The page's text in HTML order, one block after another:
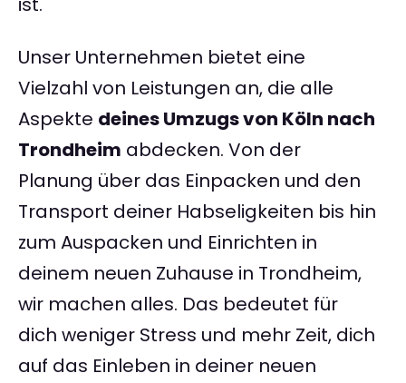
Unser Unternehmen bietet eine
Vielzahl von Leistungen an, die alle
Aspekte deines Umzugs von Köln nach
Trondheim abdecken. Von der
Planung über das Einpacken und den
Transport deiner Habseligkeiten bis hin
zum Auspacken und Einrichten in
deinem neuen Zuhause in Trondheim,
wir machen alles. Das bedeutet für
dich weniger Stress und mehr Zeit, dich
auf das Einleben in deiner neuen